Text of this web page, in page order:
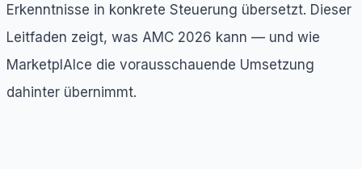
Erkenntnisse in konkrete Steuerung übersetzt. Dieser
Leitfaden zeigt, was AMC 2026 kann — und wie
MarketplAIce die vorausschauende Umsetzung
dahinter übernimmt.